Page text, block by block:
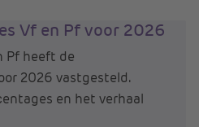
Vf en Pf voor 2026
Pf heeft de
2026 vastgesteld.
en het verhaal